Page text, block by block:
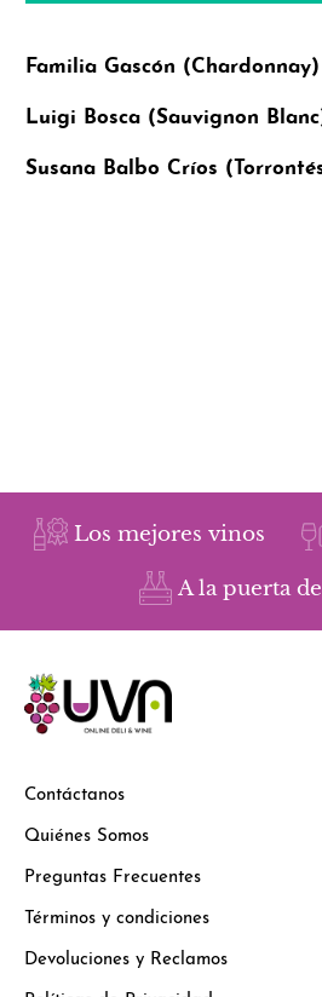
Familia Gascón (Chardonnay)
Luigi Bosca (Sauvignon
Susana Balbo Críos
Los mejores vinos
A la puerta
Contáctanos
Quiénes Somos
Preguntas Frecuentes
Términos y condiciones
Devoluciones y Reclamos